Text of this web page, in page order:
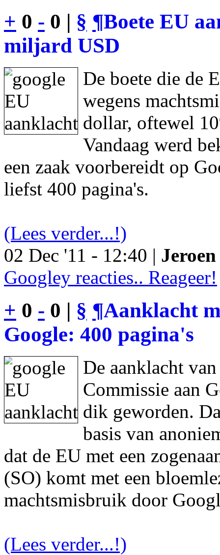
+ 0 - 0 | § ¶Boete EU
miljard USD
De boete die de
wegens
dollar, oftewel
Vandaag werd
een zaak voorbereidt op
liefst 400 pagina's.
(Lees verder...!)
02 Dec '11 - 12:40 |
Googley reacties.. Reageer!
+ 0 - 0 | § ¶Aanklacht
Google: 400 pagina's
De aanklacht
Commissie aan
dik geworden.
basis van
dat de EU met een
(SO) komt met een
machtsmisbruik door
(Lees verder...!)